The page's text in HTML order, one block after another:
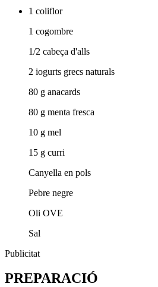
1 coliflor
1 cogombre
1/2 cabeça d'alls
2 iogurts grecs naturals
80 g anacards
80 g menta fresca
10 g mel
15 g curri
Canyella en pols
Pebre negre
Oli OVE
Sal
Publicitat
PREPARACIÓ